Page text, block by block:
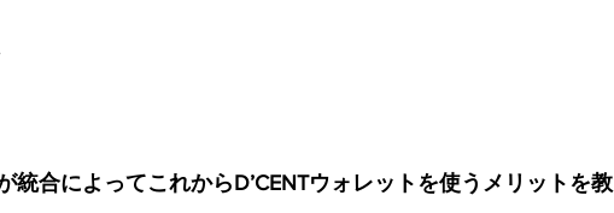
統合によってこれからD’CENTウォレットを使うメリットを教